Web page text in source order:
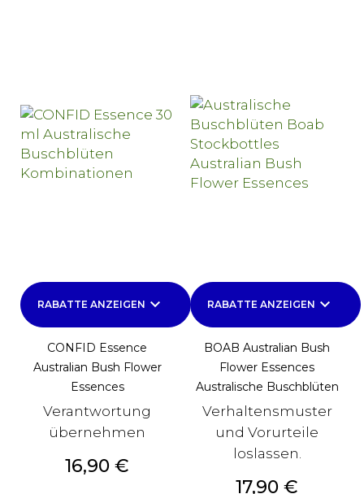
RABATTE ANZEIGEN keyboard_arrow_down
CONFID Essence
Australian Bush Flower
Essences
Verantwortung
übernehmen
Preis
16,90 €
RABATTE ANZEIGEN keyboard_arrow_down
BOAB Australian Bush
Flower Essences
Australische Buschblüten
Verhaltensmuster
und Vorurteile
loslassen.
Preis
17,90 €